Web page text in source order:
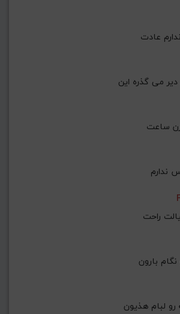
عادت
می گذره این
ساعت
ندارم
راحت
بارون
لبام هذیون